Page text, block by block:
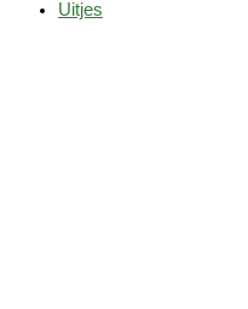
Uitjes